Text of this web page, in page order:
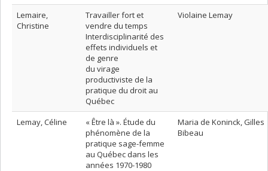
Lemaire,
Christine
Travailler fort et
vendre du temps
Interdisciplinarité des
effets individuels et
de genre
du virage
productiviste de la
pratique du droit au
Québec
Violaine Lemay
Lemay, Céline
« Être là ». Étude du
phénomène de la
pratique sage-femme
au Québec dans les
années 1970-1980
Maria de Koninck, Gilles
Bibeau